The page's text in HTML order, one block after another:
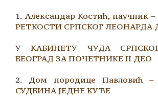
1. Александар Костић, научник –
РЕТКОСТИ СРПСКОГ ЛЕОНАРДА
У КАБИНЕТУ ЧУДА
БЕОГРАД ЗА ПОЧЕТНИКЕ II ДЕО
2. Дом породице Павловић
СУДБИНА ЈЕДНЕ КУЋЕ